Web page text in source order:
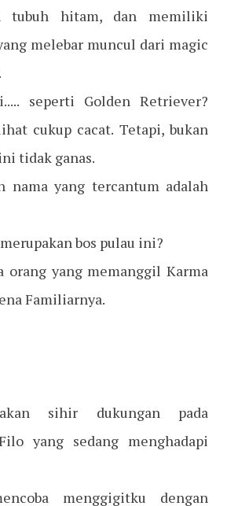
tubuh hitam, dan memiliki
melebar muncul dari magic
seperti Golden Retriever?
cukup cacat. Tetapi, bukan
tidak ganas.
nama yang tercantum adalah
bos pulau ini?
orang yang memanggil Karma
Familiarnya.
sihir dukungan pada
yang sedang menghadapi
menggigitku dengan